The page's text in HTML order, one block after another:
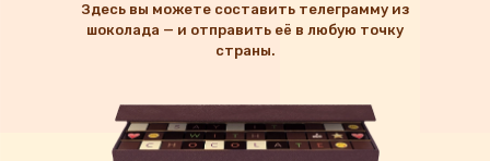
Здесь вы можете составить телеграмму из
шоколада — и отправить её в любую точку
страны.